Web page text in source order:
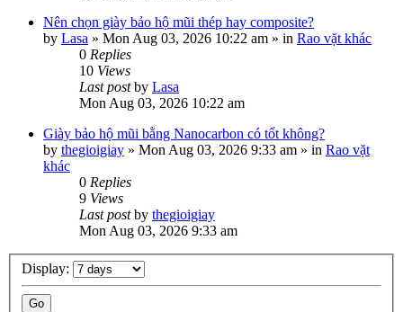
Nên chọn giày bảo hộ mũi thép hay composite?
by Lasa » Mon Aug 03, 2026 10:22 am » in Rao vặt khác
0 Replies
10 Views
Last postby Lasa
Mon Aug 03, 2026 10:22 am
Giày bảo hộ mũi bằng Nanocarbon có tốt không?
by thegioigiay » Mon Aug 03, 2026 9:33 am » in Rao vặt
khác
0 Replies
9 Views
Last postby thegioigiay
Mon Aug 03, 2026 9:33 am
Display: